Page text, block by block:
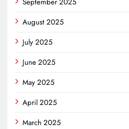
August 2025
July 2025
June 2025
May 2025
April 2025
March 2025